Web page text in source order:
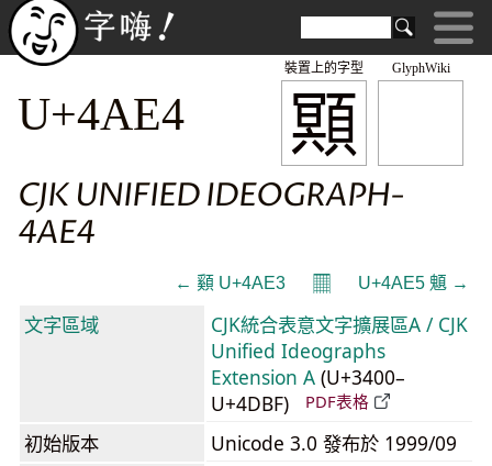
GlyphWiki
䫤
裝置上的字型
U+4AE4
CJK UNIFIED IDEOGRAPH-
4AE4
← 䫣 U+4AE3 𝄜 U+4AE5 䫥 →
文字區域
CJK統合表意文字擴展區A / CJK
Unified Ideographs
Extension A (U+3400–
U+4DBF)
PDF表格
初始版本
Unicode 3.0 發布於 1999/09